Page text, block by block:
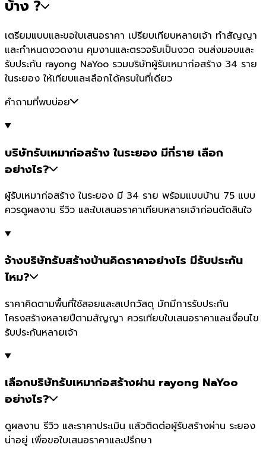
บ้าง ?
เตรียมแบบและขอใบเสนอราคา เปรียบเทียบหลายเจ้า ทำสัญญา
และกำหนดงวดงาน คุมงานและตรวจรับเป็นงวด จนส่งมอบและ
รับประกัน rayong NaYoo รวมบริษัทผู้รับเหมาก่อสร้าง 34 ราย
ในระยอง ให้เทียบและเลือกได้ครบในที่เดียว
คำถามที่พบบ่อย
บริษัทรับเหมาก่อสร้าง ในระยอง มีกี่ราย เลือก
อย่างไร?
ผู้รับเหมาก่อสร้าง ในระยอง มี 34 ราย พร้อมแบบบ้าน 75 แบบ
ควรดูผลงาน รีวิว และใบเสนอราคาเทียบหลายเจ้าก่อนตัดสินใจ
จ้างบริษัทรับสร้างบ้านคิดราคาอย่างไร มีรับประกัน
ไหม?
ราคาคิดตามพื้นที่ใช้สอยและสเปกวัสดุ มักมีการรับประกัน
โครงสร้างหลายปีตามสัญญา ควรเทียบใบเสนอราคาและเงื่อนไข
รับประกันหลายเจ้า
เลือกบริษัทรับเหมาก่อสร้างผ่าน rayong NaYoo
อย่างไร?
ดูผลงาน รีวิว และราคาประเมิน แล้วติดต่อผู้รับสร้างผ่าน ระยอง
น่าอยู่ เพื่อขอใบเสนอราคาและปรึกษา